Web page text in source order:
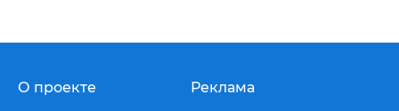
О проекте Реклама